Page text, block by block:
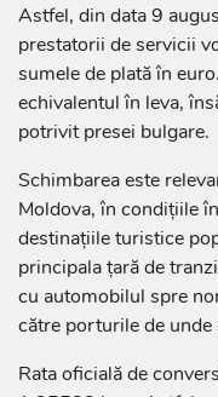
Astfel, din data 9
prestatorii de servicii
sumele de plată în
echivalentul în leva,
potrivit presei bulgare.
Schimbarea este
Moldova, în condițiile
destinațiile turistice
principala țară de
cu automobilul spre
către porturile de unde
Rata oficială de